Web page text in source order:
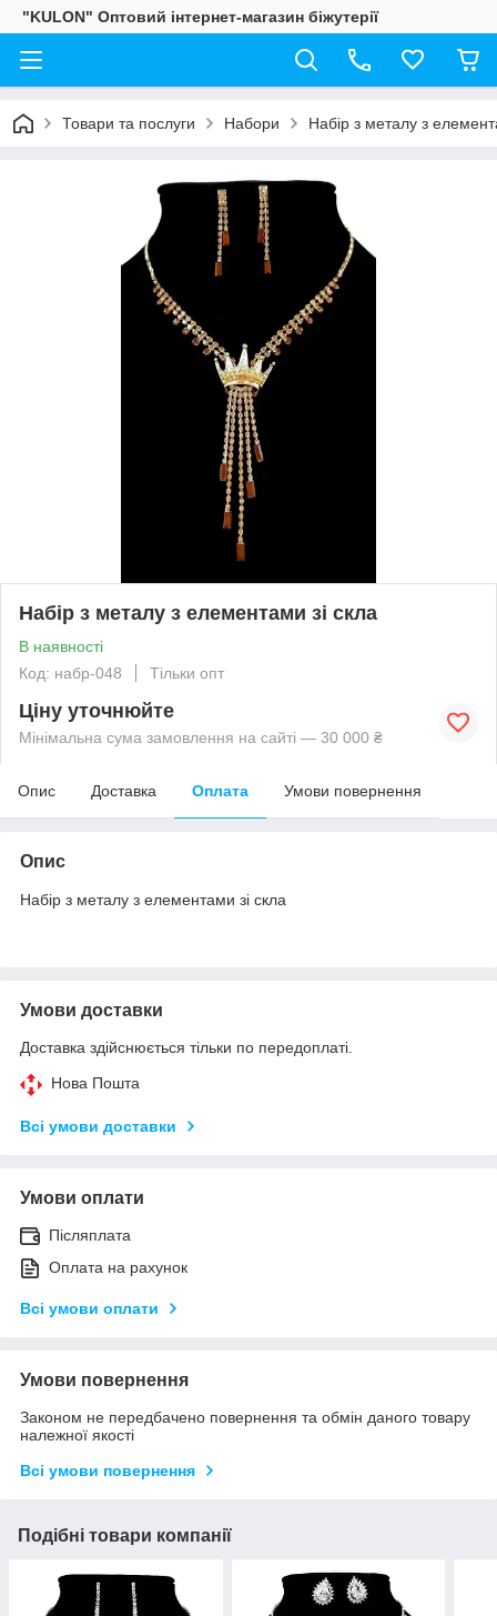
"KULON" Оптовий інтернет-магазин біжутерії
Товари та послуги Набори Набір з металу з
Набір з металу з елементами зі скла
В наявності
Код: набр-048
Тільки опт
Ціну уточнюйте
Мінімальна сума замовлення на сайті — 30 000 ₴
Опис Доставка Оплата Умови повернення
Опис
Набір з металу з елементами зі скла
Умови доставки
Доставка здійснюється тільки по передоплаті.
Нова Пошта
Всі умови доставки
Умови оплати
Післяплата
Оплата на рахунок
Всі умови оплати
Умови повернення
Законом не передбачено повернення та обмін даного товару
належної якості
Всі умови повернення
Подібні товари компанії